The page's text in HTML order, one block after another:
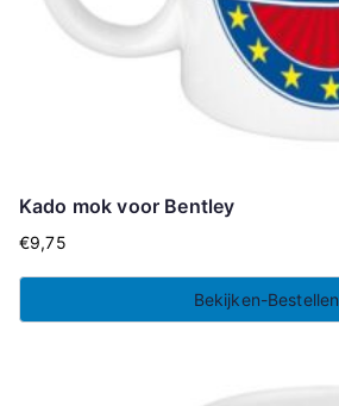
Kado mok voor Bentley
€9,75
Bekijken-Bestellen